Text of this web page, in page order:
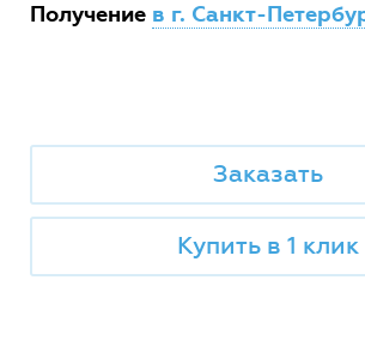
Получение в г. Санкт-
Заказать
Купить в 1 клик